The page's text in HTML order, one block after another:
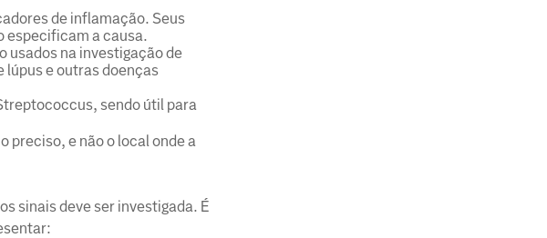
de inflamação. Seus
especificam a causa.
usados na investigação de
lúpus e outras doenças
sendo útil para
preciso, e não o local onde a
sinais deve ser investigada. É